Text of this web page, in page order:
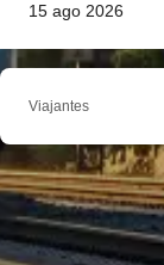
15 ago 2026
Viajantes